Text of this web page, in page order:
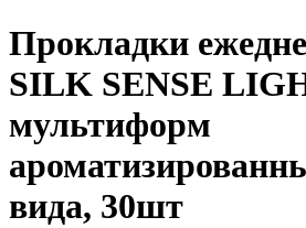
Прокладки
SILK SENSE
мультиформ
вида, 30шт